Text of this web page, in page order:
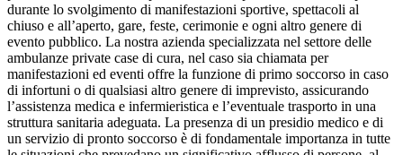
durante lo svolgimento di manifestazioni sportive, spettacoli al
chiuso e all’aperto, gare, feste, cerimonie e ogni altro genere di
evento pubblico. La nostra azienda specializzata nel settore delle
ambulanze private case di cura, nel caso sia chiamata per
manifestazioni ed eventi offre la funzione di primo soccorso in caso
di infortuni o di qualsiasi altro genere di imprevisto, assicurando
l’assistenza medica e infermieristica e l’eventuale trasporto in una
struttura sanitaria adeguata. La presenza di un presidio medico e di
un servizio di pronto soccorso è di fondamentale importanza in tutte